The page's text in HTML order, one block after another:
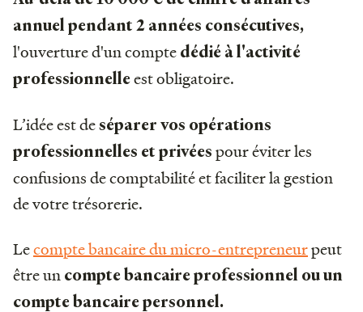
annuel pendant 2 années consécutives,
l'ouverture d'un compte dédié à l'activité
professionnelleest obligatoire.
L’idée est deséparer vos opérations
professionnelles et privées pour éviter les
confusions de comptabilité et faciliter la gestion
de votre trésorerie.
Lecompte bancaire du micro-entrepreneurpeut
être un compte bancaire professionnel ou un
compte bancaire personnel.